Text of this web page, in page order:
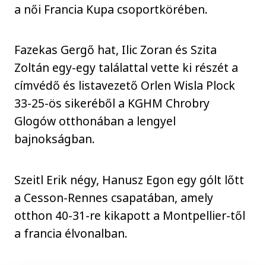
a női Francia Kupa csoportkörében.
Fazekas Gergő hat, Ilic Zoran és Szita
Zoltán egy-egy találattal vette ki részét a
címvédő és listavezető Orlen Wisla Plock
33-25-ös sikeréből a KGHM Chrobry
Glogów otthonában a lengyel
bajnokságban.
Szeitl Erik négy, Hanusz Egon egy gólt lőtt
a Cesson-Rennes csapatában, amely
otthon 40-31-re kikapott a Montpellier-től
a francia élvonalban.